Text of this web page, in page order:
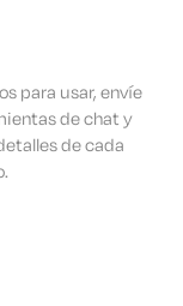
para usar, envíe
de chat y
de cada